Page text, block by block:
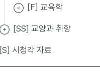
[F] 교육학
[SS] 교양과 취향
[S] 시청각 자료